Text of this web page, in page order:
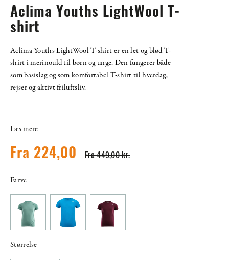
Aclima Youths LightWool T-
shirt
Aclima Youths LightWool T-shirt er en let og blød T-
shirt i merinould til børn og unge. Den fungerer både
som basislag og som komfortabel T-shirt til hverdag,
rejser og aktivt friluftsliv.
Læs mere
Fra 449,00 kr.
Fra 224,00
Farve
Størrelse